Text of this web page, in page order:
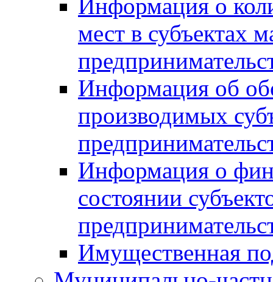
Информация о
мест в субъектах
Информация об
производимых
Информация о
состоянии
Имущественная